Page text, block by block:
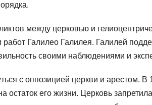
между церковью и
Галилео Галилея. Галилей
своими наблюдениями и
с оппозицией церкви и арестом. В
остаток его жизни. Церковь